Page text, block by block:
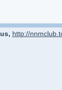
http://